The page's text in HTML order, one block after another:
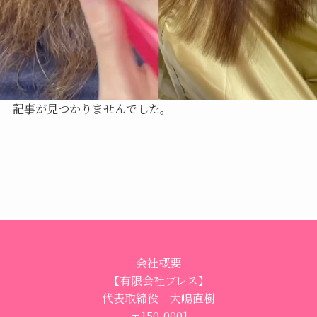
記事が見つかりませんでした。
会社概要
【有限会社ブレス】
代表取締役 大嶋直樹